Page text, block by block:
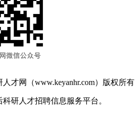
人才网（www.keyanhr.com）版权所有
研人才招聘信息服务平台。